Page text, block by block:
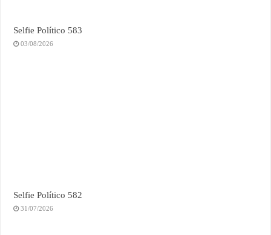
Selfie Político 583
03/08/2026
Selfie Político 582
31/07/2026